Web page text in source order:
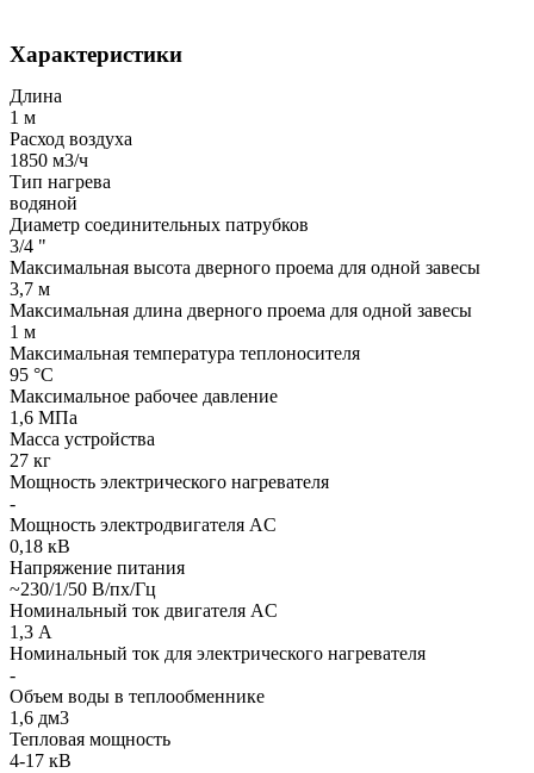
Характеристики
Длина
1 м
Расход воздуха
1850 м3/ч
Тип нагрева
водяной
Диаметр соединительных патрубков
3/4 "
Максимальная высота дверного проема для одной завесы
3,7 м
Максимальная длина дверного проема для одной завесы
1 м
Максимальная температура теплоносителя
95 °C
Максимальное рабочее давление
1,6 МПа
Масса устройства
27 кг
Мощность электрического нагревателя
-
Мощность электродвигателя AC
0,18 кВ
Напряжение питания
~230/1/50 В/пх/Гц
Номинальный ток двигателя AC
1,3 А
Номинальный ток для электрического нагревателя
-
Объем воды в теплообменнике
1,6 дм3
Тепловая мощность
4-17 кВ